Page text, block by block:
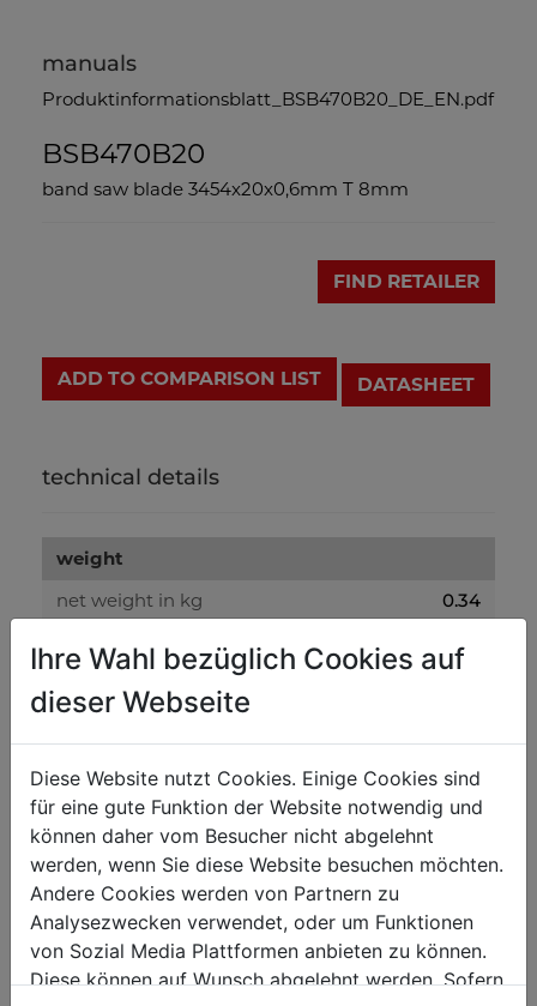
manuals
Produktinformationsblatt_BSB470B20_DE_EN.pdf
BSB470B20
band saw blade 3454x20x0,6mm T 8mm
FIND RETAILER
ADD TO COMPARISON LIST DATASHEET
technical details
weight
net weight in kg
0.34
0.36
packaging
packaging width in mm
400
packaging length in mm
general data
EAN code
9120039903378
Ihre Wahl bezüglich Cookies auf
dieser Webseite
Diese Website nutzt Cookies. Einige Cookies sind
für eine gute Funktion der Website notwendig und
können daher vom Besucher nicht abgelehnt
werden, wenn Sie diese Website besuchen möchten.
Andere Cookies werden von Partnern zu
Analysezwecken verwendet, oder um Funktionen
von Sozial Media Plattformen anbieten zu können.
Diese können auf Wunsch abgelehnt werden. Sofern